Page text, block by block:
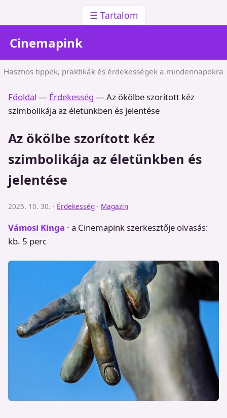
☰ Tartalom
Cinemapink
Hasznos tippek, praktikák és érdekességek a mindennapokra
Főoldal — Érdekesség —Az ökölbe szorított kéz
szimbolikája az életünkben és jelentése
Az ökölbe szorított kéz
szimbolikája az életünkben és
jelentése
2025. 10. 30. · Érdekesség · Magazin
Vámosi Kinga · a Cinemapink szerkesztője olvasás:
kb. 5 perc